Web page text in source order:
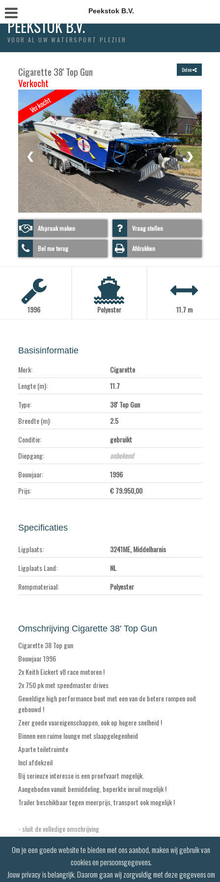
Peekstok B.V.
PEEKSTOK B.V.
VOOR AL UW WATERSPORT PLEZIER
Cigarette 38' Top Gun Delen
Verkocht
Verkocht
❮ ❯
Afspraak maken Vraag stellen
Bel me terug Afdrukken
1996 Polyester 11.7 m
Basisinformatie
Merk:
Cigarette
Lengte (m):
11.7
Type:
38' Top Gun
Breedte (m):
2.5
Conditie:
gebruikt
Diepgang:
onbekend
Bouwjaar:
1996
Prijs:
€ 79.950,00
Specificaties
Ligplaats:
3241ME, Middelharnis
Ligplaats Land:
NL
Rompmateriaal:
Polyester
Omschrijving Cigarette 38' Top Gun
Cigarette 38 Top gun
Bouwjaar 1996
2x Keith Eickert v8 race motoren !
2x 750 pk met speedmaster drives
Geweldige high performance boot met een van de betere rompen ooit
gebouwd !
Zeer goede vaareigenschappen, ook op hogere snelheid !
Binnen een ruime lounge met slaapgelegenheid
Aparte toiletruimte
Incl afdekzeil
Bij serieuze interesse is een proefvaart mogelijk.
Aangeboden vanuit bemiddeling, beperkte inruil mogelijk !
Trailer beschikbaar tegen meerprijs, transport ook mogelijk !
- sluit de volledige omschrijving
Om je een goede website te bieden met ons aanbod, maken wij gebruik van
cookies en persoonsgegevens.
Jouw privacy is belangrijk. Daarom gaan wij zorgvuldig met deze gegevens om